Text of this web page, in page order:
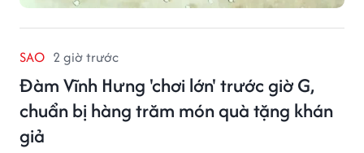
SAO 2 giờ trước
Đàm Vĩnh Hưng 'chơi lớn' trước giờ G,
chuẩn bị hàng trăm món quà tặng khán
giả